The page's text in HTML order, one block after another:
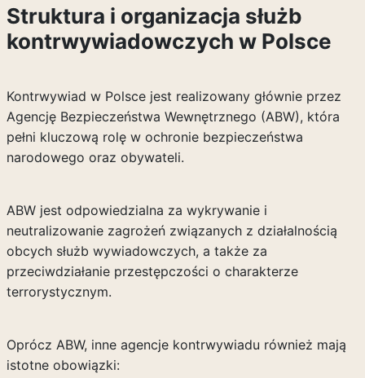
Struktura i organizacja służb
kontrwywiadowczych w Polsce
Kontrwywiad w Polsce jest realizowany głównie przez
Agencję Bezpieczeństwa Wewnętrznego (ABW), która
pełni kluczową rolę w ochronie bezpieczeństwa
narodowego oraz obywateli.
ABW jest odpowiedzialna za wykrywanie i
neutralizowanie zagrożeń związanych z działalnością
obcych służb wywiadowczych, a także za
przeciwdziałanie przestępczości o charakterze
terrorystycznym.
Oprócz ABW, inne agencje kontrwywiadu również mają
istotne obowiązki: